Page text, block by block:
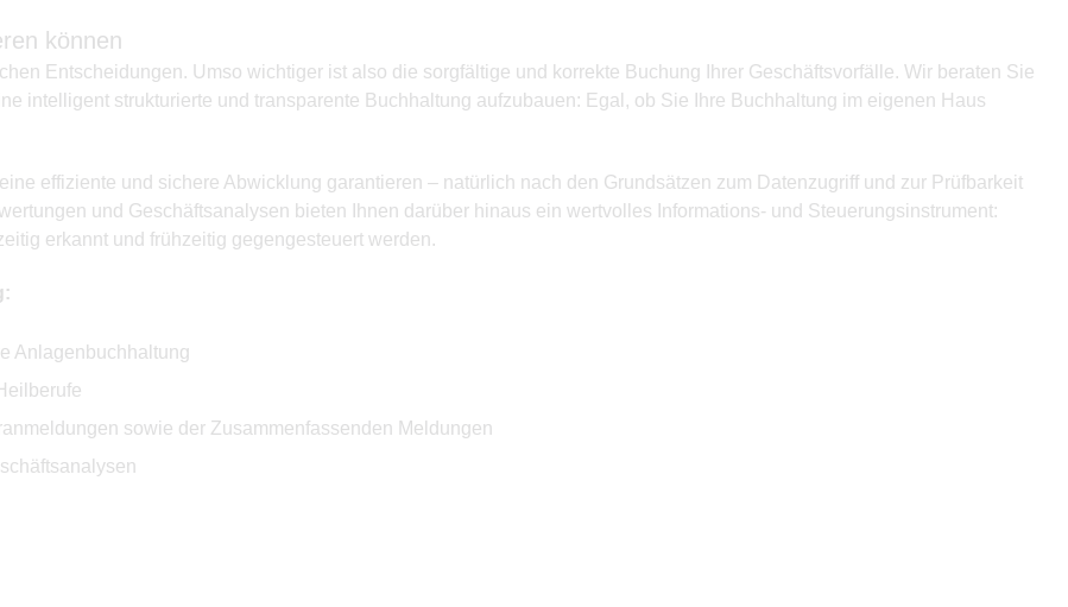
können
Entscheidungen. Umso wichtiger ist also die sorgfältige und korrekte Buchung Ihrer Geschäftsvorfälle. Wir beraten Sie
intelligent strukturierte und transparente Buchhaltung aufzubauen: Egal, ob Sie Ihre Buchhaltung im eigenen Haus
effiziente und sichere Abwicklung garantieren – natürlich nach den Grundsätzen zum Datenzugriff und zur Prüfbarkeit
und Geschäftsanalysen bieten Ihnen darüber hinaus ein wertvolles Informations- und Steuerungsinstrument:
erkannt und frühzeitig gegengesteuert werden.
Anlagenbuchhaltung
sowie der Zusammenfassenden Meldungen